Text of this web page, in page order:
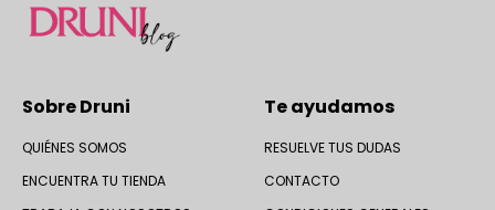
Sobre Druni
QUIÉNES SOMOS
ENCUENTRA TU TIENDA
Te ayudamos
RESUELVE TUS DUDAS
CONTACTO